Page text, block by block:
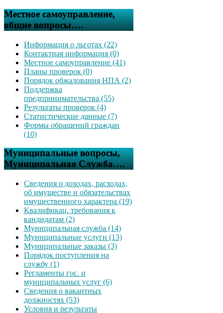
Местное самоуправление,
общие вопросы….
Информация о льготах (22)
Контактная информация (0)
Местное самоуправление (41)
Планы проверок (0)
Порядок обжалования НПА (2)
Поддержка
предпринимательства (55)
Результаты проверок (4)
Статистические данные (7)
Формы обращений граждан
(10)
Муниципальные вопросы,
Муниципальная Служба….
Сведения о доходах, расходах,
об имуществе и обязательствах
имущественного характера (19)
Квалификац. требования к
кандидатам (2)
Муниципальная служба (14)
Муниципальные услуги (13)
Муниципальные заказы (3)
Порядок поступления на
службу (1)
Регламенты гос. и
муниципальных услуг (6)
Сведения о вакантных
должностях (53)
Условия и результаты